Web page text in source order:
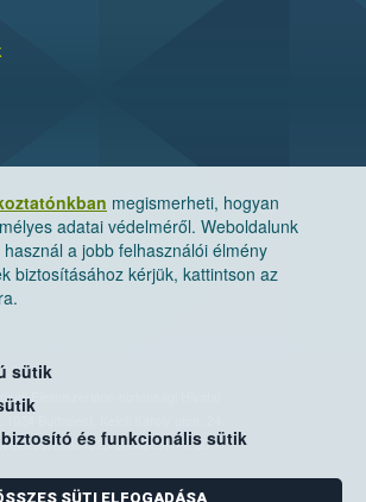
megismerheti, hogyan
adatai védelméről. Weboldalunk
a jobb felhasználói élmény
biztosításához kérjük, kattintson az
sütik
és funkcionális sütik
SÜTI ELFOGADÁSA
Élelmiszerlánc-biztonsági Hivatal
cím: 1525 Budapest. Pf. 30.